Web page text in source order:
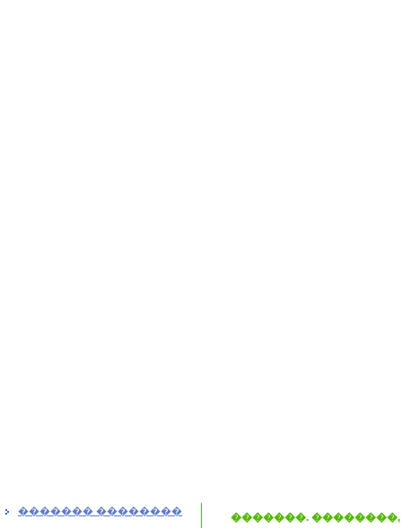
������� ��������
�������.